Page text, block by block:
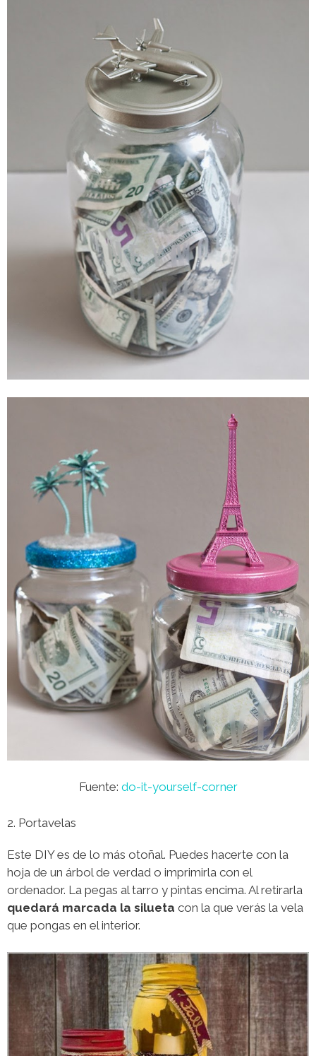
Fuente: do-it-yourself-corner
2. Portavelas
Este DIY es de lo más otoñal. Puedes hacerte con la
hoja de un árbol de verdad o imprimirla con el
ordenador. La pegas al tarro y pintas encima. Al retirarla
quedará marcada la silueta con la que verás la vela
que pongas en el interior.